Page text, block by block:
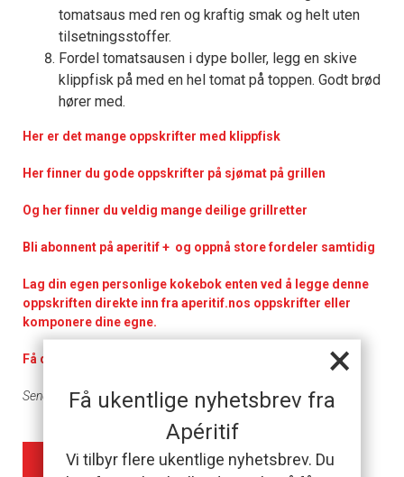
×
Få ukentlige nyhetsbrev fra
Apéritif
Vi tilbyr flere ukentlige nyhetsbrev. Du
tomatsaus med ren og kraftig smak og helt uten
tilsetningsstoffer.
Fordel tomatsausen i dype boller, legg en skive
klippfisk på med en hel tomat på toppen. Godt brød
hører med.
Her er det mange oppskrifter med klippfisk
Her finner du gode oppskrifter på sjømat på grillen
Og her finner du veldig mange deilige grillretter
Bli abonnent på aperitif + og oppnå store fordeler samtidig
Lag din egen personlige kokebok enten ved å legge denne
oppskriften direkte inn fra aperitif.nos oppskrifter eller
komponere dine egne.
Få dagens rett som nyhetsbrev
Sendt inn av Eksportutvalget for fisk
LEGG I MIN KOKEBOK